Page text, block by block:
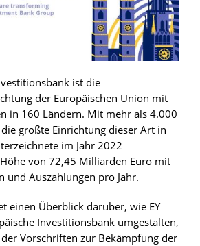
ist die
der Europäischen Union mit
in 160 Ländern. Mit mehr als 4.000
größte Einrichtung dieser Art in
im Jahr 2022
von 72,45 Milliarden Euro mit
und Auszahlungen pro Jahr.
einen Überblick darüber, wie EY
Investitionsbank umgestalten,
Vorschriften zur Bekämpfung der